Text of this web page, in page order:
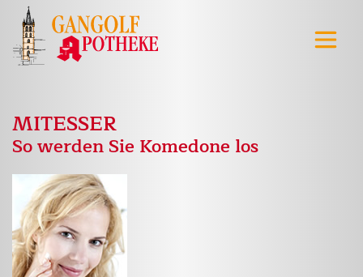
MITESSER
So werden Sie Komedone los